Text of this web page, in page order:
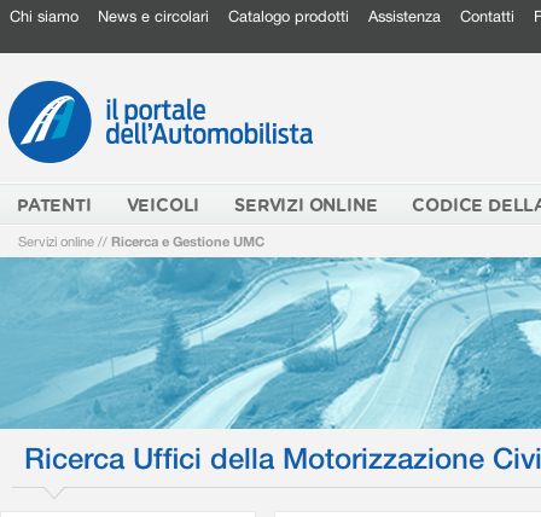
Chi siamo News e circolari Catalogo prodotti Assistenza Contatti
PATENTI VEICOLI SERVIZI ONLINE CODICE
Servizi online // Ricerca e Gestione UMC
Ricerca Uffici della Motorizzazione